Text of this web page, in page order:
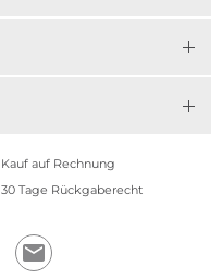
Kauf auf Rechnung
30 Tage Rückgaberecht